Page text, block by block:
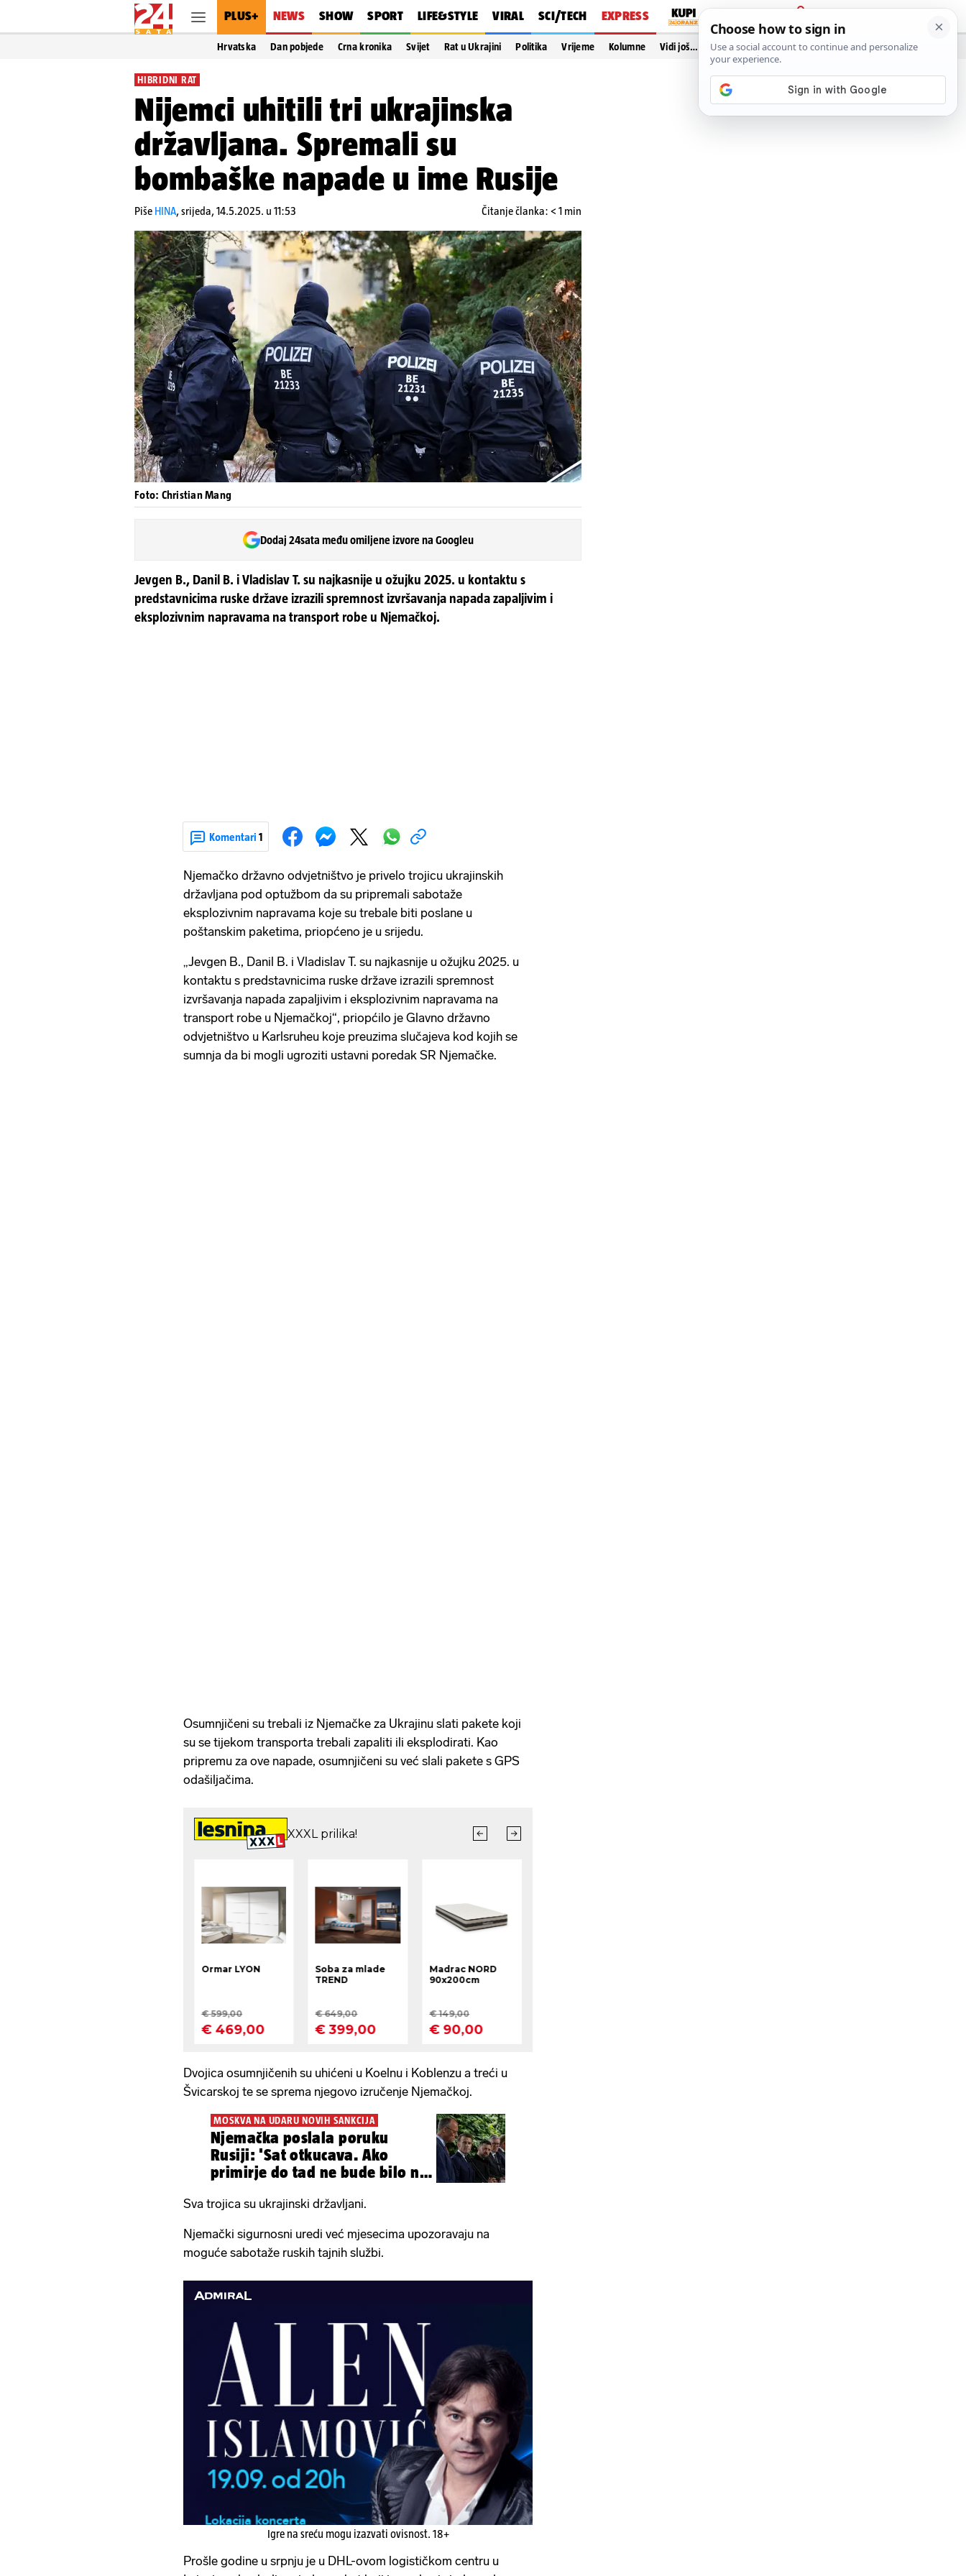
PLUS+ NEWS SHOW SPORT LIFE&STYLE VIRAL SCI/TECH EXPRESS
PRIJAVA
Hrvatska Dan pobjede Crna kronika Svijet Rat u Ukrajini Politika Vrijeme Kolumne Vidi još…
HIBRIDNI RAT
Nijemci uhitili tri ukrajinska
državljana. Spremali su
bombaške napade u ime Rusije
Piše HINA,srijeda, 14.5.2025. u 11:53 Čitanje članka: < 1 min
Foto: Christian Mang
Dodaj 24sata među omiljene izvore na Googleu
Jevgen B., Danil B. i Vladislav T. su najkasnije u ožujku 2025. u kontaktu s
predstavnicima ruske države izrazili spremnost izvršavanja napada zapaljivim i
eksplozivnim napravama na transport robe u Njemačkoj.
Komentari 1
Njemačko državno odvjetništvo je privelo trojicu ukrajinskih
državljana pod optužbom da su pripremali sabotaže
eksplozivnim napravama koje su trebale biti poslane u
poštanskim paketima, priopćeno je u srijedu.
„Jevgen B., Danil B. i Vladislav T. su najkasnije u ožujku 2025. u
kontaktu s predstavnicima ruske države izrazili spremnost
izvršavanja napada zapaljivim i eksplozivnim napravama na
transport robe u Njemačkoj“, priopćilo je Glavno državno
odvjetništvo u Karlsruheu koje preuzima slučajeva kod kojih se
sumnja da bi mogli ugroziti ustavni poredak SR Njemačke.
Osumnjičeni su trebali iz Njemačke za Ukrajinu slati pakete koji
su se tijekom transporta trebali zapaliti ili eksplodirati. Kao
pripremu za ove napade, osumnjičeni su već slali pakete s GPS
odašiljačima.
Dvojica osumnjičenih su uhićeni u Koelnu i Koblenzu a treći u
Švicarskoj te se sprema njegovo izručenje Njemačkoj.
MOSKVA NA UDARU NOVIH SANKCIJA
Njemačka poslala poruku
Rusiji: 'Sat otkucava. Ako
primirje do tad ne bude bilo na
Sva trojica su ukrajinski državljani.
Njemački sigurnosni uredi već mjesecima upozoravaju na
moguće sabotaže ruskih tajnih službi.
Igre na sreću mogu izazvati ovisnost. 18+
Prošle godine u srpnju je u DHL-ovom logističkom centru u